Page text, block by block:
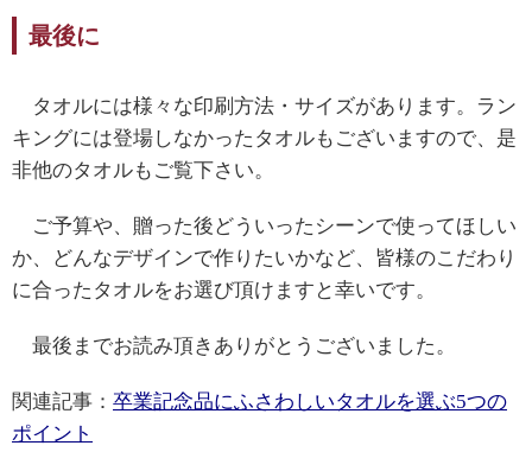
最後に
タオルには様々な印刷方法・サイズがあります。ラン
キングには登場しなかったタオルもございますので、是
非他のタオルもご覧下さい。
ご予算や、贈った後どういったシーンで使ってほしい
か、どんなデザインで作りたいかなど、皆様のこだわり
に合ったタオルをお選び頂けますと幸いです。
最後までお読み頂きありがとうございました。
関連記事： 卒業記念品にふさわしいタオルを選ぶ5つの
ポイント